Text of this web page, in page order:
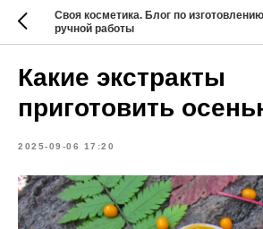
Своя косметика. Блог по
ручной работы
Какие экстракты
приготовить
2025-09-06 17:20